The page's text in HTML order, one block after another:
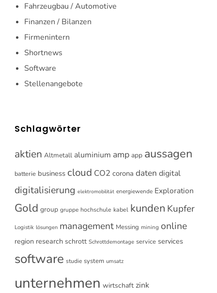
Fahrzeugbau / Automotive
Finanzen / Bilanzen
Firmenintern
Shortnews
Software
Stellenangebote
Schlagwörter
aktien Altmetall aluminium amp app aussagen
batterie business cloud CO2 corona daten digital
digitalisierung elektromobilität energiewende Exploration
Gold group gruppe hochschule kabel kunden Kupfer
Logistik lösungen management Messing mining online
region research schrott Schrottdemontage service services
software studie system umsatz
unternehmen wirtschaft zink